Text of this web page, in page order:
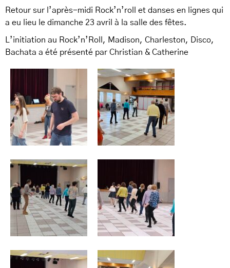
Retour sur l’après-midi Rock’n’roll et danses en lignes qui
a eu lieu le dimanche 23 avril à la salle des fêtes.
L’initiation au Rock’n’Roll, Madison, Charleston, Disco,
Bachata a été présenté par Christian & Catherine